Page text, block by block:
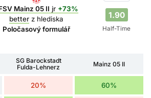
Mainz 05 II jr +73%
better z hlediska
Poločasový formulář
1.90
Half-Time
SG Barockstadt
Fulda-Lehnerz
Mainz 05 II
20% 60%